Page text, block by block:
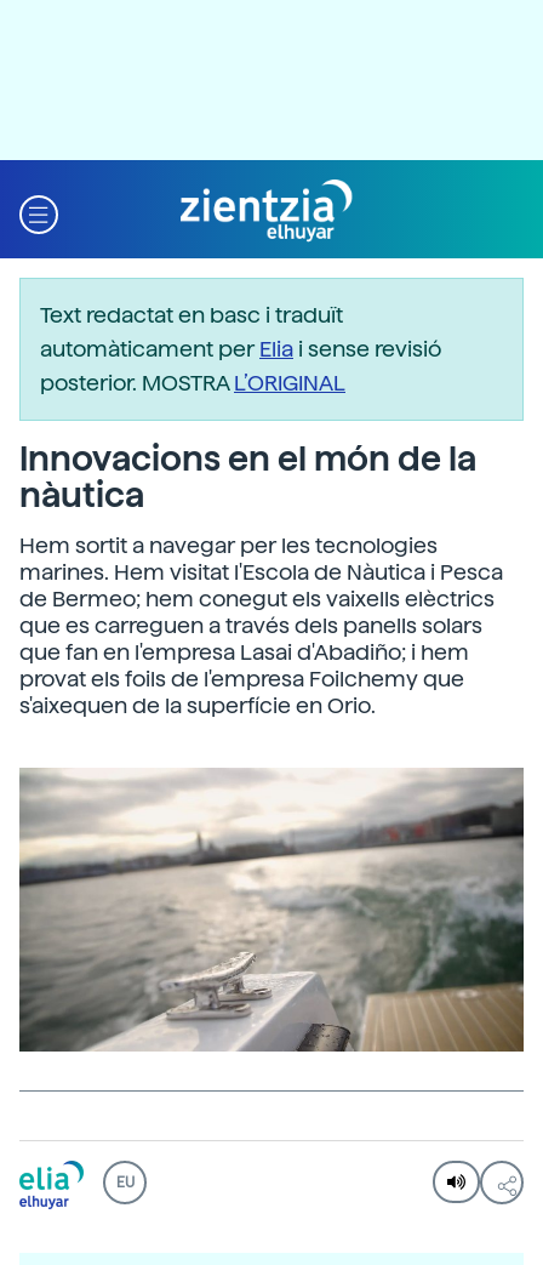
Text redactat en basc i traduït
automàticament perElia i sense revisió
posterior. MOSTRAL’ORIGINAL
Innovacions en el món de la
nàutica
Hem sortit a navegar per les tecnologies
marines. Hem visitat l'Escola de Nàutica i Pesca
de Bermeo; hem conegut els vaixells elèctrics
que es carreguen a través dels panells solars
que fan en l'empresa Lasai d'Abadiño; i hem
provat els foils de l'empresa Foilchemy que
s'aixequen de la superfície en Orio.
EU